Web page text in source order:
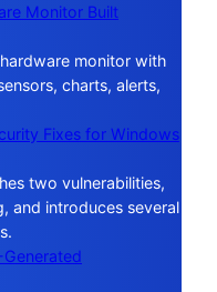
Monitor Built
monitor with
charts, alerts,
Fixes for Windows
two vulnerabilities,
and introduces several